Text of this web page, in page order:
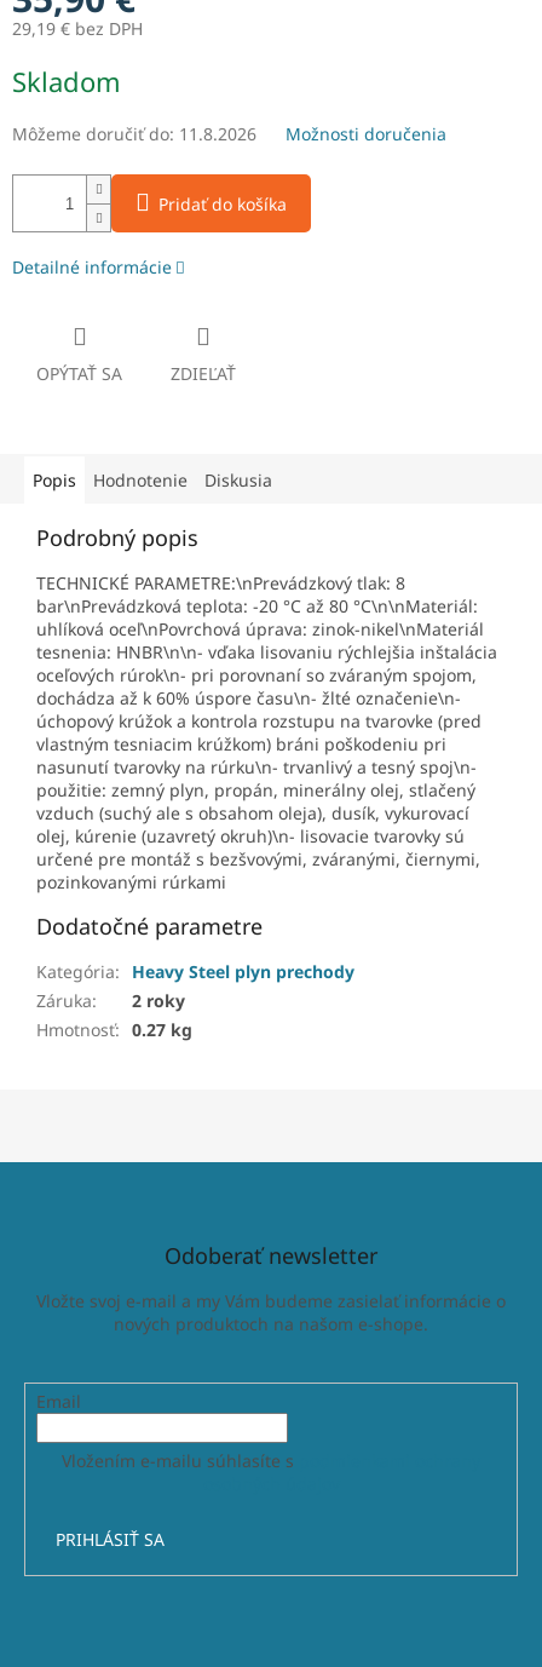
29,19 € bez DPH
cena:
Skladom
Môžeme doručiť do: 11.8.2026 Možnosti doručenia
Pridať do košíka
Detailné informácie
OPÝTAŤ SA ZDIEĽAŤ
Popis Hodnotenie Diskusia
Podrobný popis
TECHNICKÉ PARAMETRE:\nPrevádzkový tlak: 8
bar\nPrevádzková teplota: -20 °C až 80 °C\n\nMateriál:
uhlíková oceľ\nPovrchová úprava: zinok-nikel\nMateriál
tesnenia: HNBR\n\n- vďaka lisovaniu rýchlejšia inštalácia
oceľových rúrok\n- pri porovnaní so zváraným spojom,
dochádza až k 60% úspore času\n- žlté označenie\n-
úchopový krúžok a kontrola rozstupu na tvarovke (pred
vlastným tesniacim krúžkom) bráni poškodeniu pri
nasunutí tvarovky na rúrku\n- trvanlivý a tesný spoj\n-
použitie: zemný plyn, propán, minerálny olej, stlačený
vzduch (suchý ale s obsahom oleja), dusík, vykurovací
olej, kúrenie (uzavretý okruh)\n- lisovacie tvarovky sú
určené pre montáž s bezšvovými, zváranými, čiernymi,
pozinkovanými rúrkami
Dodatočné parametre
Kategória:
Heavy Steel plyn prechody
Záruka:
2 roky
Hmotnosť: 0.27 kg
Odoberať newsletter
Vložte svoj e-mail a my Vám budeme zasielať informácie o
nových produktoch na našom e-shope.
Email
Vložením e-mailu súhlasíte s
PRIHLÁSIŤ SA